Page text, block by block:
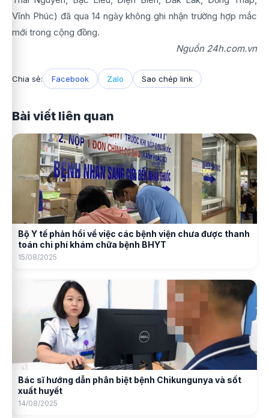
Vĩnh Phúc) đã qua 14 ngày không ghi nhận trường hợp mắc
mới trong cộng đồng.
Nguồn 24h.com.vn
Chia sẻ: Facebook Zalo Sao chép link
Bài viết liên quan
Bộ Y tế phản hồi về việc các bệnh viện chưa được thanh
toán chi phí khám chữa bệnh BHYT
15/08/2025
Bác sĩ hướng dẫn phân biệt bệnh Chikungunya và sốt
xuất huyết
14/08/2025